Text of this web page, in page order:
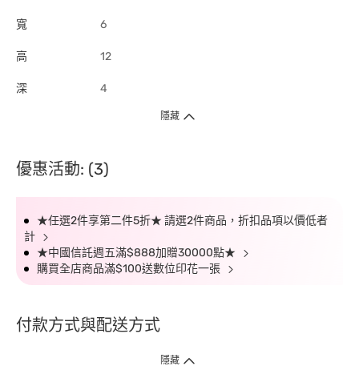
寬 6
高 12
深 4
隱藏
優惠活動: (3)
★任選2件享第二件5折★ 請選2件商品，折扣品項以價低者
計
★中國信託週五滿$888加贈30000點★
購買全店商品滿$100送數位印花一張
付款方式與配送方式
隱藏